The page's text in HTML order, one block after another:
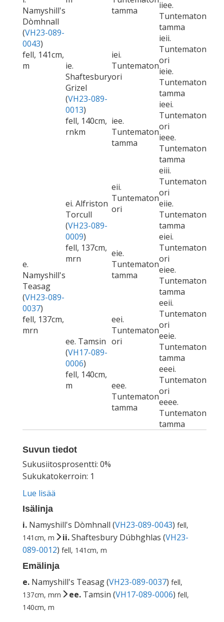
Namyshill's
Dòmhnall
(VH23-089-
0043)
fell, 141cm,
m
tamma
iiee.
Tuntematon
tamma
ie.
Shaftesbury
Grizel
(VH23-089-
0013)
fell, 140cm,
rnkm
iei.
Tuntematon
ori
ieii.
Tuntematon
ori
ieie.
Tuntematon
tamma
iee.
Tuntematon
tamma
ieei.
Tuntematon
ori
ieee.
Tuntematon
tamma
e.
Namyshill's
Teasag
(VH23-089-
0037)
fell, 137cm,
mrn
ei. Alfriston
Torcull
(VH23-089-
0009)
fell, 137cm,
mrn
eii.
Tuntematon
ori
eiii.
Tuntematon
ori
eiie.
Tuntematon
tamma
eie.
Tuntematon
tamma
eiei.
Tuntematon
ori
eiee.
Tuntematon
tamma
ee. Tamsin
(VH17-089-
0006)
fell, 140cm,
m
eei.
Tuntematon
ori
eeii.
Tuntematon
ori
eeie.
Tuntematon
tamma
eee.
Tuntematon
tamma
eeei.
Tuntematon
ori
eeee.
Tuntematon
tamma
Suvun tiedot
Sukusiitosprosentti: 0%
Sukukatokerroin: 1
Lue lisää
Isälinja
i. Namyshill's Dòmhnall (VH23-089-0043) fell,
141cm, m
ii.Shaftesbury Dúbhghlas (VH23-
089-0012) fell, 141cm, m
Emälinja
e. Namyshill's Teasag (VH23-089-0037) fell,
137cm, mrn
ee. Tamsin (VH17-089-0006) fell,
140cm, m